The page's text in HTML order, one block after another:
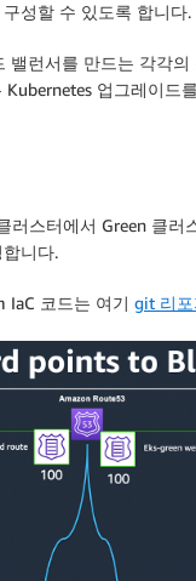
성할 수 있도록 합니다.
밸런서를 만드는 각각
업그레이드
러스터에서 Green 클
니다.
IaC 코드는 여기 git 리포